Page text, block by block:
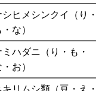
シヒメシンクイ（り・
・な）
ミハダニ（り・も・
お）
キリムシ類（豆・え・